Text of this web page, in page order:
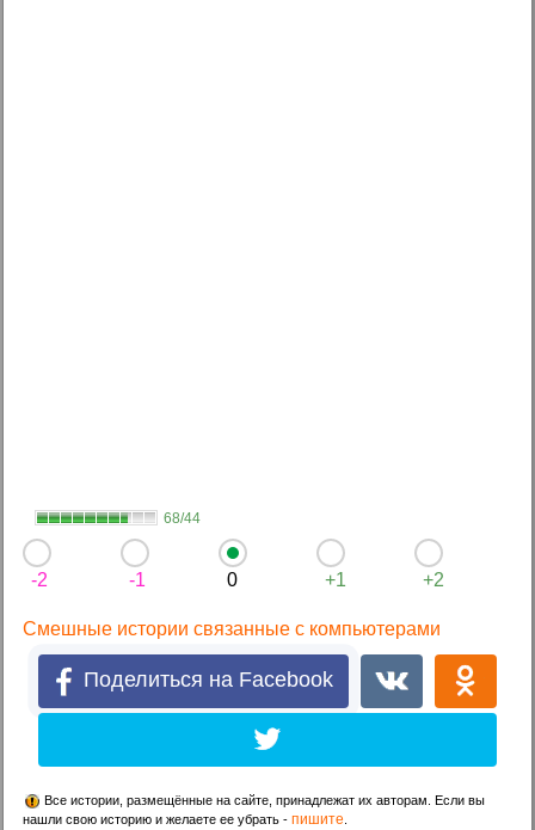
68/44
-2 -1 0 +1 +2
Смешные истории связанные с компьютерами
Поделиться на Facebook
Все истории, размещённые на сайте, принадлежат их авторам. Если вы
нашли свою историю и желаете ее убрать -пишите